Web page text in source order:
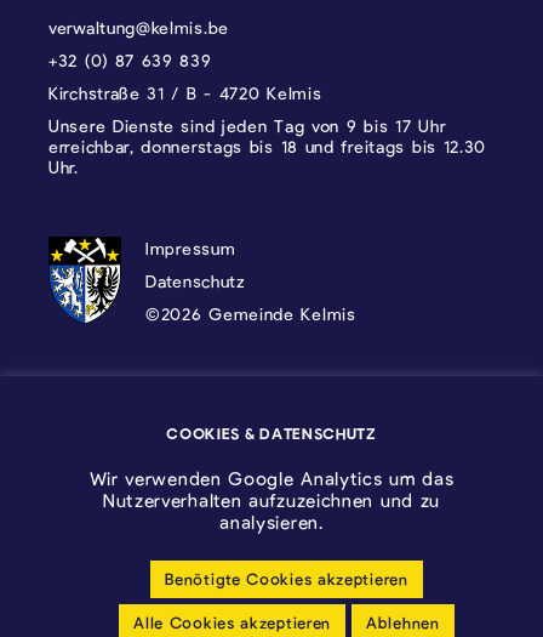
verwaltung@kelmis.be
+32 (0) 87 639 839
Kirchstraße 31 / B - 4720 Kelmis
Unsere Dienste sind jeden Tag von 9 bis 17 Uhr
erreichbar, donnerstags bis 18 und freitags bis 12.30
Uhr.
DATENSCHUTZ, IMPRESSUM UND
Impressum
Datenschutz
©2026 Gemeinde Kelmis
Cookie-Einstellungen anpassen
Barrierfreiheitserklärung
COOKIES & DATENSCHUTZ
Wir verwenden Google Analytics um das
Nutzerverhalten aufzuzeichnen und zu
analysieren.
Benötigte Cookies akzeptieren
Alle Cookies akzeptieren Ablehnen